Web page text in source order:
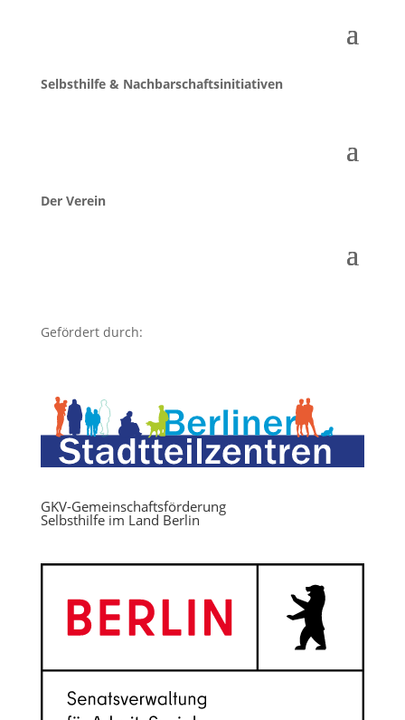
Selbsthilfe & Nachbarschaftsinitiativen
Der Verein
Gefördert durch:
GKV-Gemeinschaftsförderung
Selbsthilfe im Land Berlin